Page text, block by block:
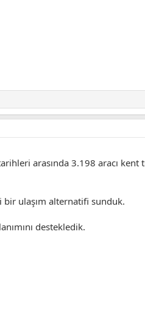
arasında 3.198 aracı kent
bir ulaşım alternatifi sunduk.
destekledik.